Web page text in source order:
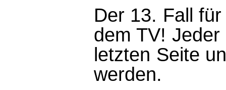
Der 13. Fall
dem TV!
letzten Seite
werden.